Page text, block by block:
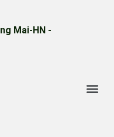
Mai-HN -